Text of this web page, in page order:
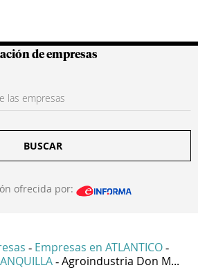
Colombianas
de empresas
BUSCAR
ofrecida por:
- Empresas en ATLANTICO -
- Agroindustria Don M...